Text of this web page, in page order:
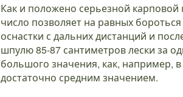
Как и положено серьезной
число позволяет на равных
оснастки с дальних дистанций и
шпулю 85-87 сантиметров лески за
большого значения, как, например,
достаточно средним значением.